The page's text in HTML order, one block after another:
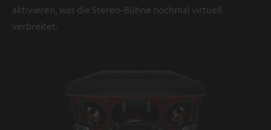
aktivieren, was die Stereo-Bühne nochmal virtuell
verbreitet.